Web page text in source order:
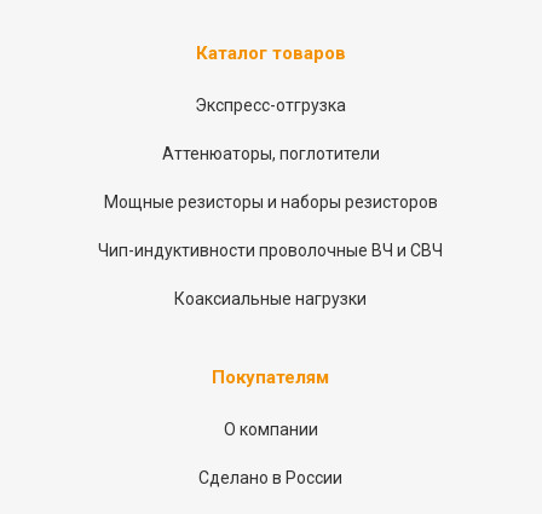
Каталог товаров
Экспресс-отгрузка
Аттенюаторы, поглотители
Мощные резисторы и наборы резисторов
Чип-индуктивности проволочные ВЧ и СВЧ
Коаксиальные нагрузки
Покупателям
О компании
Сделано в России